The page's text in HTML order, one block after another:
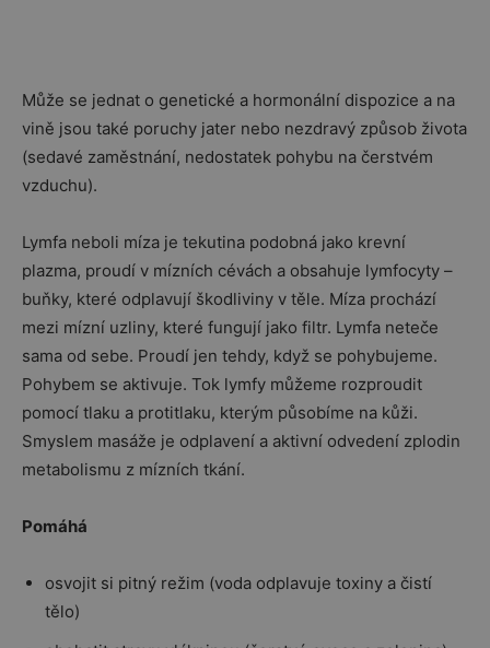
Může se jednat o genetické a hormonální dispozice a na
vině jsou také poruchy jater nebo nezdravý způsob života
(sedavé zaměstnání, nedostatek pohybu na čerstvém
vzduchu).
Lymfa neboli míza je tekutina podobná jako krevní
plazma, proudí v mízních cévách a obsahuje lymfocyty –
buňky, které odplavují škodliviny v těle. Míza prochází
mezi mízní uzliny, které fungují jako filtr. Lymfa neteče
sama od sebe. Proudí jen tehdy, když se pohybujeme.
Pohybem se aktivuje. Tok lymfy můžeme rozproudit
pomocí tlaku a protitlaku, kterým působíme na kůži.
Smyslem masáže je odplavení a aktivní odvedení zplodin
metabolismu z mízních tkání.
Pomáhá
osvojit si pitný režim (voda odplavuje toxiny a čistí
tělo)